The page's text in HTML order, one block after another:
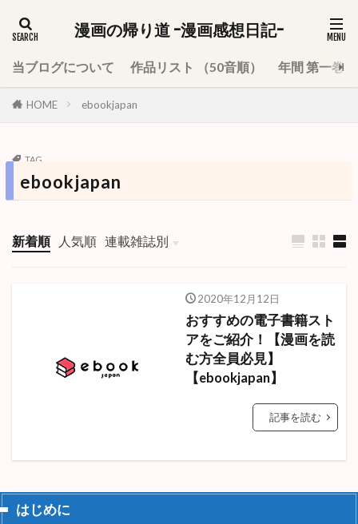
漫画の帰り道 -漫画感想日記-
当ブログについて 作品リスト （50音順） 年間 第一巻
HOME ebookjapan
TAG
ebookjapan
新着順 人気順 連載雑誌別
週刊少年ジャンプ
少年ジャンプ＋
週刊少年サンデー
週刊少年マガジン
週刊少年チャンピオン
週刊ヤングジャンプ
月刊少年ガンガン
モーニング
ハルタ
別冊少年マガジン
月刊アフタヌーン
2020年12月12日
おすすめの電子書籍スト
アをご紹介！【漫画を読
む方全員必見】
【ebookjapan】
記事を読む
はじめに